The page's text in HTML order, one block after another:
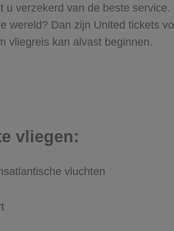
verzekerd van de beste
wereld? Dan zijn United tickets
vliegreis kan alvast beginnen.
vliegen:
vluchten